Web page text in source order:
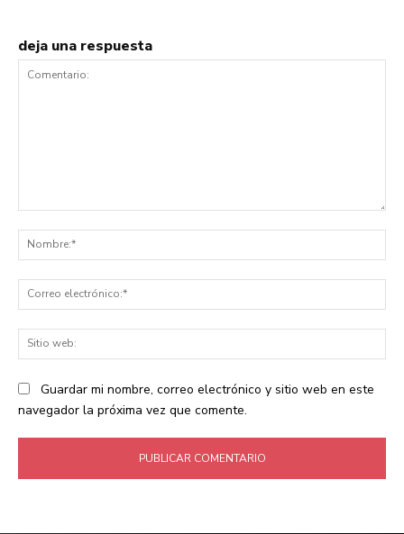
deja una respuesta
Guardar mi nombre, correo electrónico y sitio web en este
navegador la próxima vez que comente.